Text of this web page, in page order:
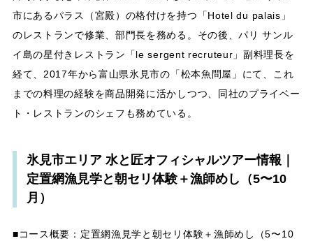
市にあるパラス（宮殿）の格付けを持つ「Hotel du palais」
のレストランで修業、部門長を務める。その後、パリ サンル
イ島の星付きレストラン「le sergent recruteur」副料理長を
経て、2017年から富山県氷見市の「松本魚問屋」にて、これ
までの料理の経験を商品開発に活かしつつ、同社のプライベー
ト・レストランのシェフも務めている。
氷見市エリア 水と匠オフィシャルツアー情報｜
定置網漁見学と朝セリ体験＋漁師めし（5〜10
月）
■コース概要：定置網漁見学と朝セリ体験＋漁師めし（5〜10